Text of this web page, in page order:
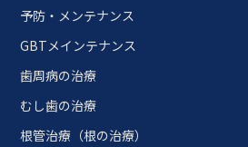
予防・メンテナンス
GBTメインテナンス
歯周病の治療
むし歯の治療
根管治療（根の治療）